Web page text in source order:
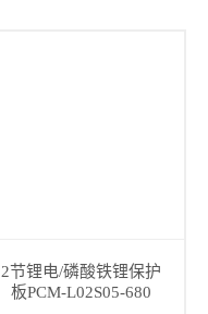
2节锂电/磷酸铁锂保护
板PCM-L02S05-680